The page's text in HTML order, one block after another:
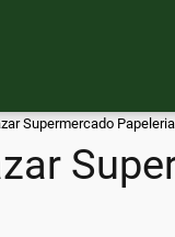
Supermercado